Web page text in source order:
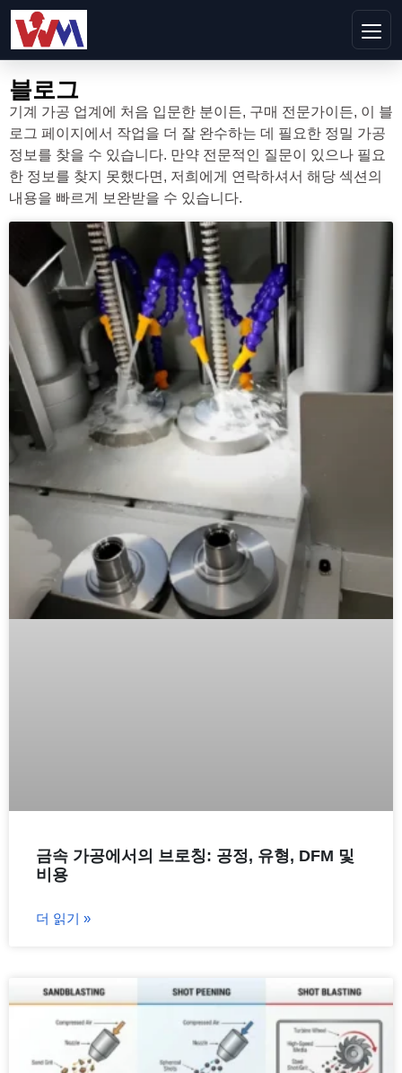
블로그
기계 가공 업계에 처음 입문한 분이든, 구매 전문가이든, 이 블
로그 페이지에서 작업을 더 잘 완수하는 데 필요한 정밀 가공
정보를 찾을 수 있습니다. 만약 전문적인 질문이 있으나 필요
한 정보를 찾지 못했다면, 저희에게 연락하셔서 해당 섹션의
내용을 빠르게 보완받을 수 있습니다.
금속 가공에서의 브로칭: 공정, 유형, DFM 및
비용
더 읽기 »